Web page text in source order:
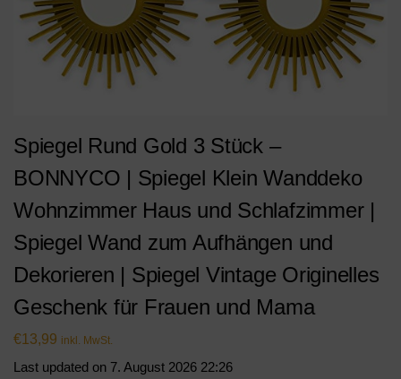
Spiegel Rund Gold 3 Stück –
BONNYCO | Spiegel Klein Wanddeko
Wohnzimmer Haus und Schlafzimmer |
Spiegel Wand zum Aufhängen und
Dekorieren | Spiegel Vintage Originelles
Geschenk für Frauen und Mama
€13,99 inkl. MwSt.
Last updated on 7. August 2026 22:26